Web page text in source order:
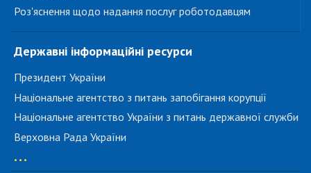
Роз'яснення щодо надання послуг роботодавцям
Державні інформаційні ресурси
Президент України
Національне агентство з питань запобігання корупції
Національне агентство України з питань державної служби
Верховна Рада України
...